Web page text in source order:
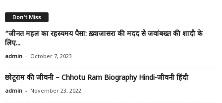
Don't Miss
“जीनत महल का रहस्यमय पैसा: ख़्वाजासरा की मदद से जवांबख्त की शादी के
लिए...
admin - October 7, 2023
छोटूराम की जीवनी – Chhotu Ram Biography Hindi-जीवनी हिंदी
admin - November 23, 2022